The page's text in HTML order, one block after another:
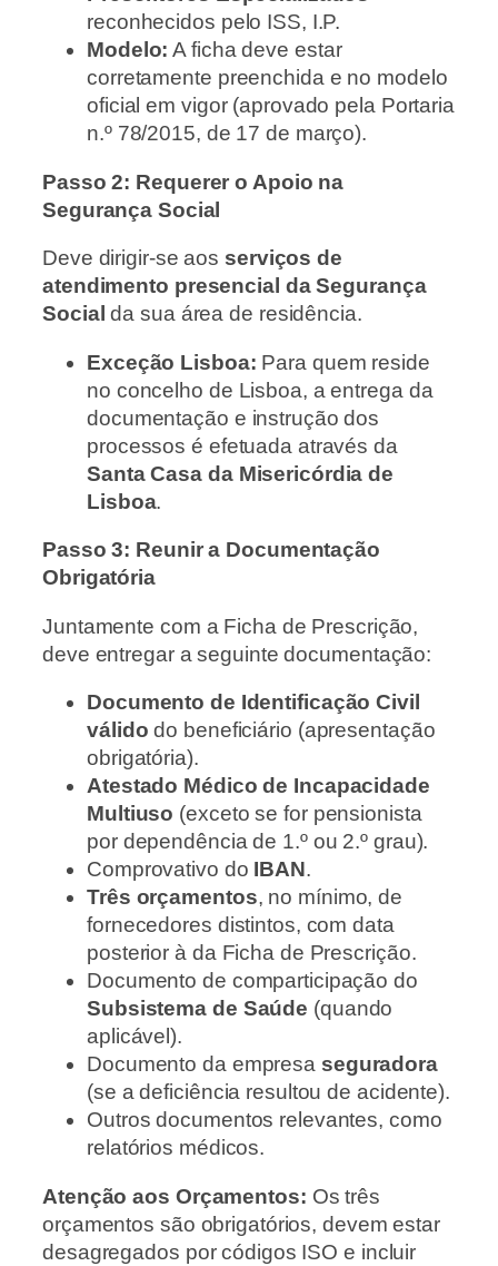
reconhecidos pelo ISS, I.P.
Modelo: A ficha deve estar
corretamente preenchida e no modelo
oficial em vigor (aprovado pela Portaria
n.º 78/2015, de 17 de março).
Passo 2: Requerer o Apoio na
Segurança Social
Deve dirigir-se aos serviços de
atendimento presencial da Segurança
Social da sua área de residência.
Exceção Lisboa: Para quem reside
no concelho de Lisboa, a entrega da
documentação e instrução dos
processos é efetuada através da
Santa Casa da Misericórdia de
Lisboa.
Passo 3: Reunir a Documentação
Obrigatória
Juntamente com a Ficha de Prescrição,
deve entregar a seguinte documentação:
Documento de Identificação Civil
válido do beneficiário (apresentação
obrigatória).
Atestado Médico de Incapacidade
Multiuso (exceto se for pensionista
por dependência de 1.º ou 2.º grau).
Comprovativo do IBAN.
Três orçamentos, no mínimo, de
fornecedores distintos, com data
posterior à da Ficha de Prescrição.
Documento de comparticipação do
Subsistema de Saúde (quando
aplicável).
Documento da empresa seguradora
(se a deficiência resultou de acidente).
Outros documentos relevantes, como
relatórios médicos.
Atenção aos Orçamentos: Os três
orçamentos são obrigatórios, devem estar
desagregados por códigos ISO e incluir